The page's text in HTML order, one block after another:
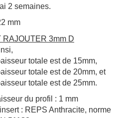
2 semaines.
mm
RAJOUTER 3mm D
totale est de 15mm,
totale est de 20mm, et
totale est de 25mm.
du profil : 1 mm
: REPS Anthracite, norme